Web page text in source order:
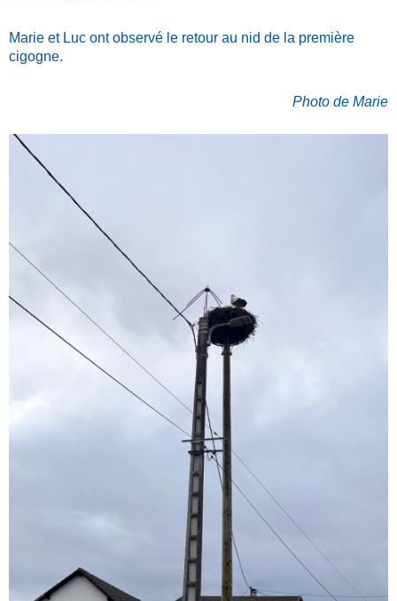
Marie et Luc ont observé le retour au nid de la première
cigogne.
Photo de Marie